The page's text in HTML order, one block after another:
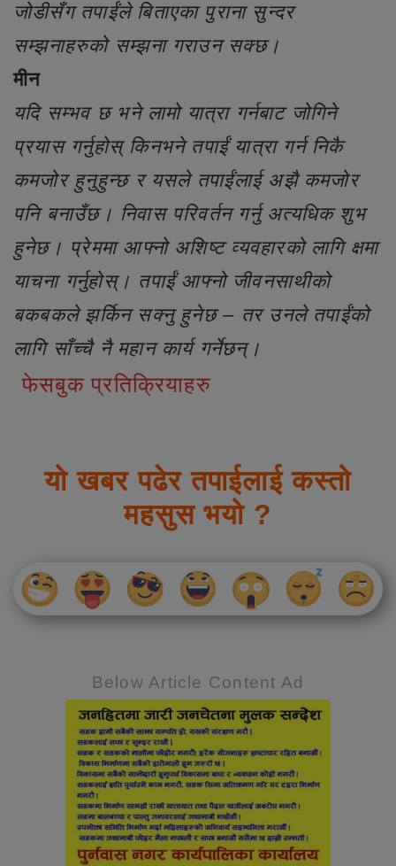
जोडीसँग तपाईंले बिताएका पुराना सुन्दर
सम्झनाहरुको सम्झना गराउन सक्छ।
मीन
यदि सम्भव छ भने लामो यात्रा गर्नबाट जोगिने
प्रयास गर्नुहोस् किनभने तपाईं यात्रा गर्न निकै
कमजोर हुनुहुन्छ र यसले तपाईंलाई अझै कमजोर
पनि बनाउँछ। निवास परिवर्तन गर्नु अत्यधिक शुभ
हुनेछ। प्रेममा आफ्नो अशिष्ट व्यवहारको लागि क्षमा
याचना गर्नुहोस्। तपाईं आफ्नो जीवनसाथीको
बकबकले झर्किन सक्नु हुनेछ – तर उनले तपाईंको
लागि साँच्चै नै महान कार्य गर्नेछन्।
फेसबुक प्रतिक्रियाहरु
यो खबर पढेर तपाईलाई कस्तो
महसुस भयो ?
Below Article Content Ad